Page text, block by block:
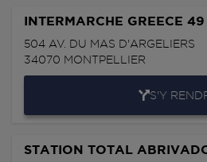
INTERMARCHE GREECE
504 AV. DU MAS D'ARGELIERS
34070 MONTPELLIER
S'Y
STATION TOTAL